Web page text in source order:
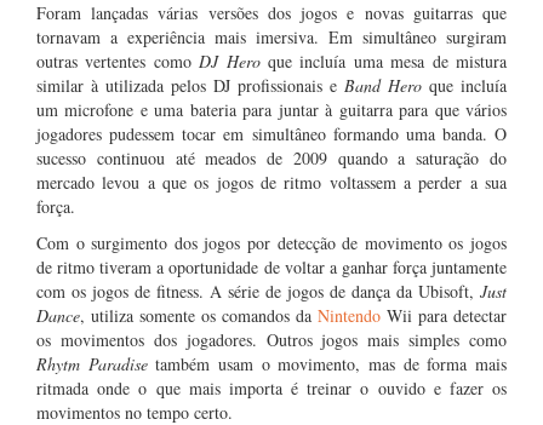
Foram lançadas várias versões dos jogos e novas guitarras que
tornavam a experiência mais imersiva. Em simultâneo surgiram
outras vertentes comoDJ Heroque incluía uma mesa de mistura
similar à utilizada pelos DJ profissionais e Band Hero que incluía
um microfone e uma bateria para juntar à guitarra para que vários
jogadores pudessem tocar em simultâneo formando uma banda. O
sucesso continuou até meados de 2009 quando a saturação do
mercado levou a que os jogos de ritmo voltassem a perder a sua
força.
Com o surgimento dos jogos por detecção de movimento os jogos
de ritmo tiveram a oportunidade de voltar a ganhar força juntamente
com os jogos de fitness. A série de jogos de dança da Ubisoft, Just
Dance, utiliza somente os comandos da Nintendo Wii para detectar
os movimentos dos jogadores. Outros jogos mais simples como
Rhytm Paradisetambém usam o movimento, mas de forma mais
ritmada onde o que mais importa é treinar o ouvido e fazer os
movimentos no tempo certo.